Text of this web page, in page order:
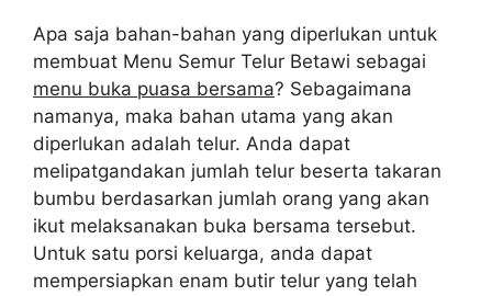
Apa saja bahan-bahan yang diperlukan untuk
membuat Menu Semur Telur Betawi sebagai
menu buka puasa bersama? Sebagaimana
namanya, maka bahan utama yang akan
diperlukan adalah telur. Anda dapat
melipatgandakan jumlah telur beserta takaran
bumbu berdasarkan jumlah orang yang akan
ikut melaksanakan buka bersama tersebut.
Untuk satu porsi keluarga, anda dapat
mempersiapkan enam butir telur yang telah